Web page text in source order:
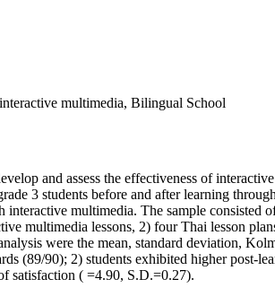
multimedia, Bilingual School
and assess the effectiveness of
3 students before and after learning
multimedia. The sample
multimedia lessons, 2) four Thai lesson
were the mean, standard deviation,
(89/90); 2) students exhibited higher
satisfaction ( =4.90, S.D.=0.27).